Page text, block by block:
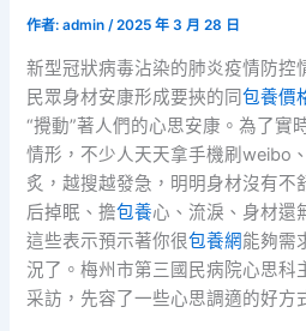
作者:admin/2025 年 3 月 28 日
新型冠狀病毒沾染的肺炎疫情防控
民眾身材安康形成要挾的同包養價
“攪動”著人們的心思安康。為了實
情形，不少人天天拿手機刷weibo
炙，越搜越發急，明明身材沒有不
后掉眠、擔包養心、流淚、身材
這些表示預示著你很包養網能夠需
況了。梅州市第三國民病院心思科
采訪，先容了一些心思調適的好方